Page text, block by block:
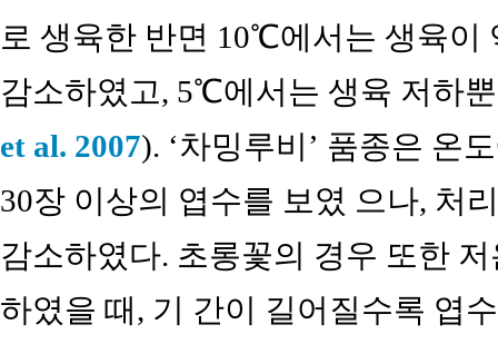
로 생육한 반면 10℃에서는 생육이
감소하였고, 5℃에서는 생육 저하
et al. 2007). ‘차밍루비’ 품종은 온
30장 이상의 엽수를 보였 으나, 처
감소하였다. 초롱꽃의 경우 또한
하였을 때, 기 간이 길어질수록 엽